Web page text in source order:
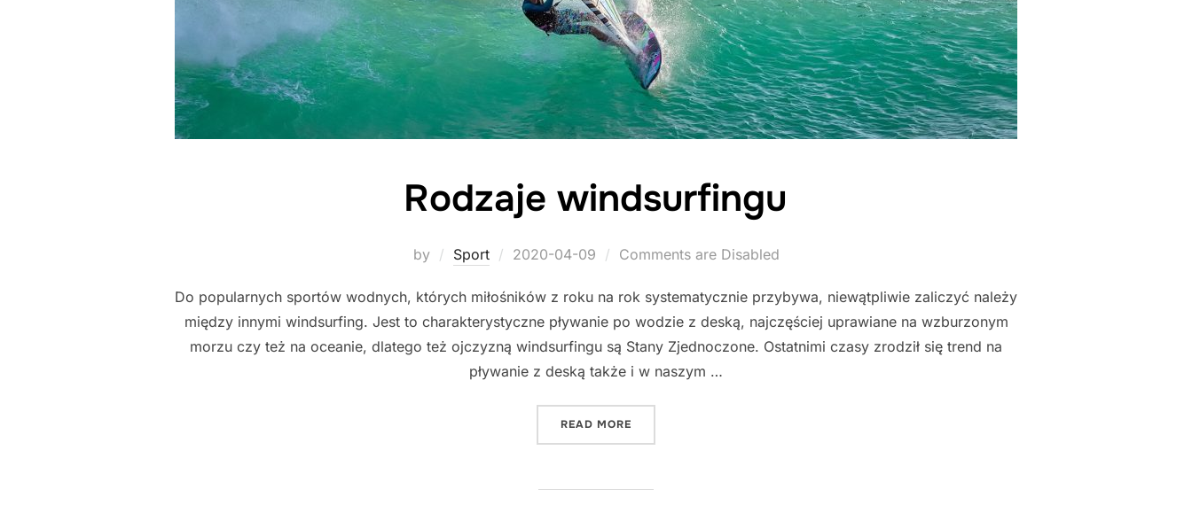
Rodzaje windsurfingu
by Sport
Posted
2020-04-09 Comments are Disabled
Do popularnych sportów wodnych, których miłośników z roku na rok systematycznie przybywa, niewątpliwie zaliczyć należy
między innymi windsurfing. Jest to charakterystyczne pływanie po wodzie z deską, najczęściej uprawiane na wzburzonym
morzu czy też na oceanie, dlatego też ojczyzną windsurfingu są Stany Zjednoczone. Ostatnimi czasy zrodził się trend na
pływanie z deską także i w naszym …
READ MORE